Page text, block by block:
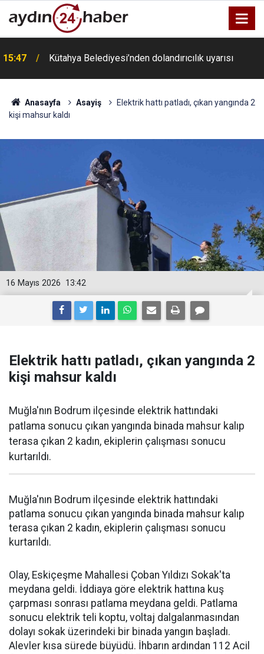
15:47 Kütahya Belediyesi’nden dolandırıcılık uyarısı
Anasayfa Asayiş
Elektrik hattı patladı, çıkan yangında 2
kişi mahsur kaldı
13:42
16 Mayıs 2026
Elektrik hattı patladı, çıkan yangında 2
kişi mahsur kaldı
Muğla'nın Bodrum ilçesinde elektrik hattındaki
patlama sonucu çıkan yangında binada mahsur kalıp
terasa çıkan 2 kadın, ekiplerin çalışması sonucu
kurtarıldı.
Muğla'nın Bodrum ilçesinde elektrik hattındaki
patlama sonucu çıkan yangında binada mahsur kalıp
terasa çıkan 2 kadın, ekiplerin çalışması sonucu
kurtarıldı.
Olay, Eskiçeşme Mahallesi Çoban Yıldızı Sokak'ta
meydana geldi. İddiaya göre elektrik hattına kuş
çarpması sonrası patlama meydana geldi. Patlama
sonucu elektrik teli koptu, voltaj dalgalanmasından
dolayı sokak üzerindeki bir binada yangın başladı.
Alevler kısa sürede büyüdü. İhbarın ardından 112 Acil